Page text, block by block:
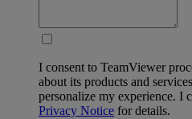
I consent to TeamViewer
about its products and
personalize my experience. I
Privacy Notice for details.